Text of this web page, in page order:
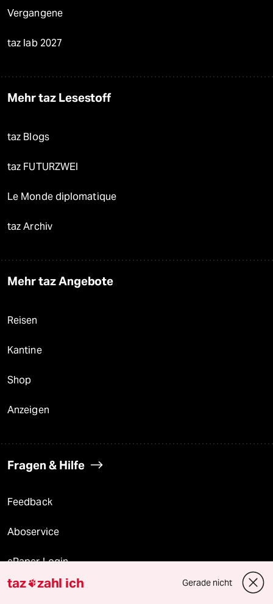
Vergangene
taz lab 2027
Mehr taz Lesestoff
taz Blogs
taz FUTURZWEI
Le Monde diplomatique
taz Archiv
Mehr taz Angebote
Reisen
Kantine
Shop
Anzeigen
Fragen & Hilfe
Feedback
Aboservice
ePaper Login
Downloads für Abonnierende
taz zahl ich Gerade nicht